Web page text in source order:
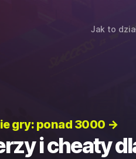
Jak to
gry: ponad 3000 →
i cheaty